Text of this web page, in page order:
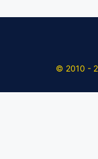
© 2010 -